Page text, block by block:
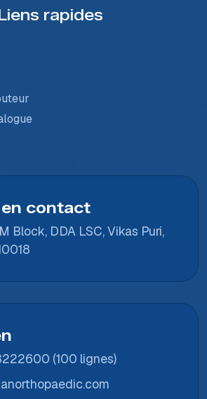
rapides
contact
Block, DDA LSC, Vikas Puri,
(100 lignes)